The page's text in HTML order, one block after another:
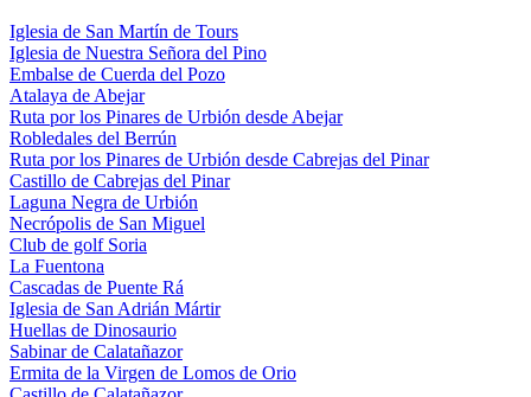
Iglesia de San Martín de Tours
Iglesia de Nuestra Señora del Pino
Embalse de Cuerda del Pozo
Atalaya de Abejar
Ruta por los Pinares de Urbión desde Abejar
Robledales del Berrún
Ruta por los Pinares de Urbión desde Cabrejas del Pinar
Castillo de Cabrejas del Pinar
Laguna Negra de Urbión
Necrópolis de San Miguel
Club de golf Soria
La Fuentona
Cascadas de Puente Rá
Iglesia de San Adrián Mártir
Huellas de Dinosaurio
Sabinar de Calatañazor
Ermita de la Virgen de Lomos de Orio